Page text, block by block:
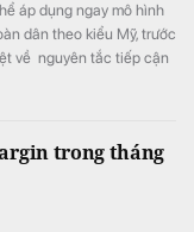
áp dụng ngay mô hình
dân theo kiểu Mỹ, trước
về nguyên tắc tiếp cận
trong tháng